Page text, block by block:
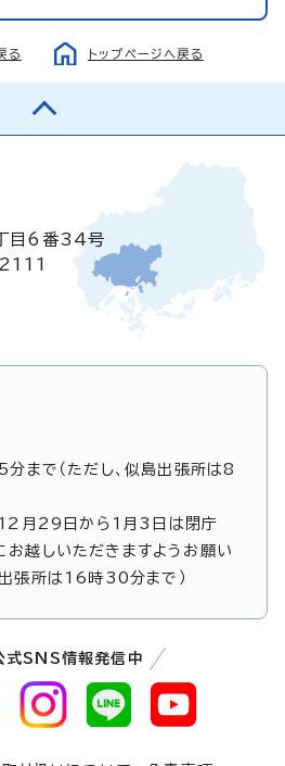
る トップページへ戻る
目6番34号
まで（ただし、似島出張所は8
12月29日から1月3日は閉庁
お越しいただきますようお願い
出張所は16時30分まで）
式SNS情報発信中